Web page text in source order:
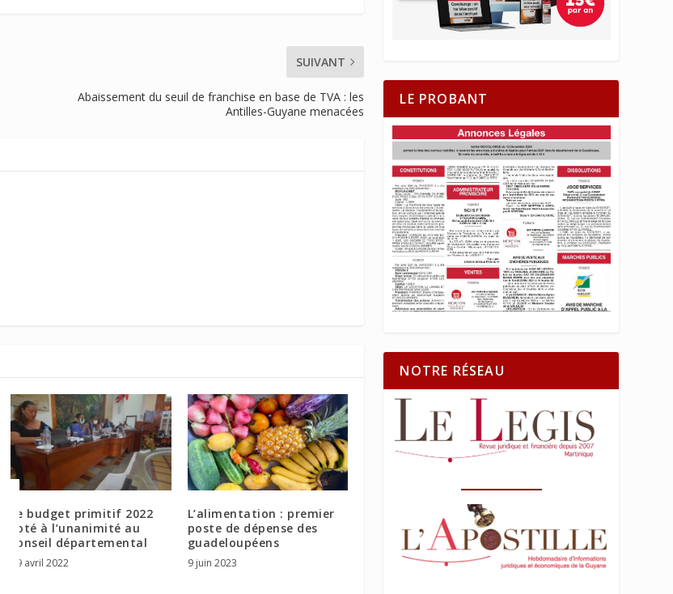
SUIVANT
Abaissement du seuil de franchise en base de TVA : les
Antilles-Guyane menacées
Le budget primitif 2022
voté à l’unanimité au
conseil départemental
29 avril 2022
L’alimentation : premier
poste de dépense des
guadeloupéens
9 juin 2023
LE PROBANT
NOTRE RÉSEAU